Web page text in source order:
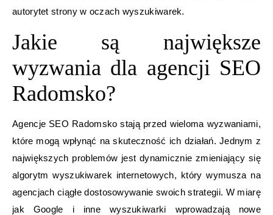
autorytet strony w oczach wyszukiwarek.
Jakie są największe
wyzwania dla agencji SEO
Radomsko?
Agencje SEO Radomsko stają przed wieloma wyzwaniami,
które mogą wpłynąć na skuteczność ich działań. Jednym z
największych problemów jest dynamicznie zmieniający się
algorytm wyszukiwarek internetowych, który wymusza na
agencjach ciągłe dostosowywanie swoich strategii. W miarę
jak Google i inne wyszukiwarki wprowadzają nowe